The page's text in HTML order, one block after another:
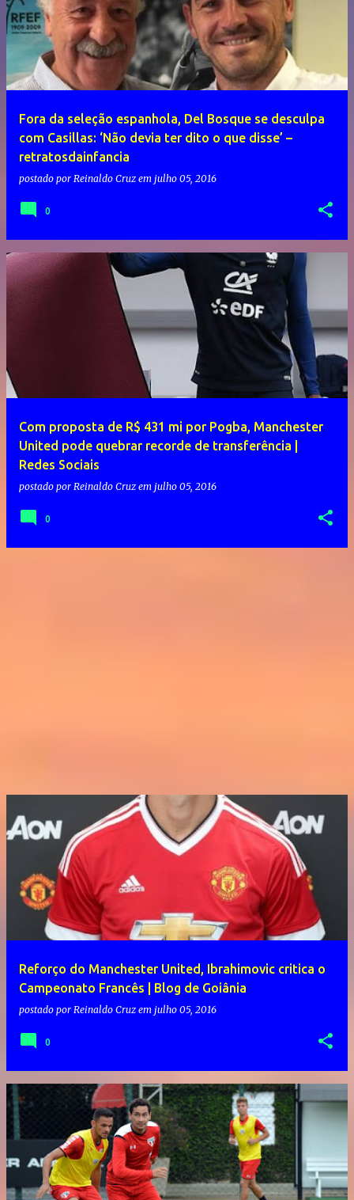
Fora da seleção espanhola, Del Bosque se desculpa
com Casillas: ‘Não devia ter dito o que disse’ –
retratosdainfancia
postado por Reinaldo Cruz em julho 05, 2016
0
Com proposta de R$ 431 mi por Pogba, Manchester
United pode quebrar recorde de transferência |
Redes Sociais
postado por Reinaldo Cruz em julho 05, 2016
0
Reforço do Manchester United, Ibrahimovic critica o
Campeonato Francês | Blog de Goiânia
postado por Reinaldo Cruz em julho 05, 2016
0